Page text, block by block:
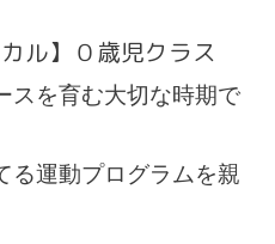
ル】０歳児クラス
スを育む大切な時期で
る運動プログラムを親